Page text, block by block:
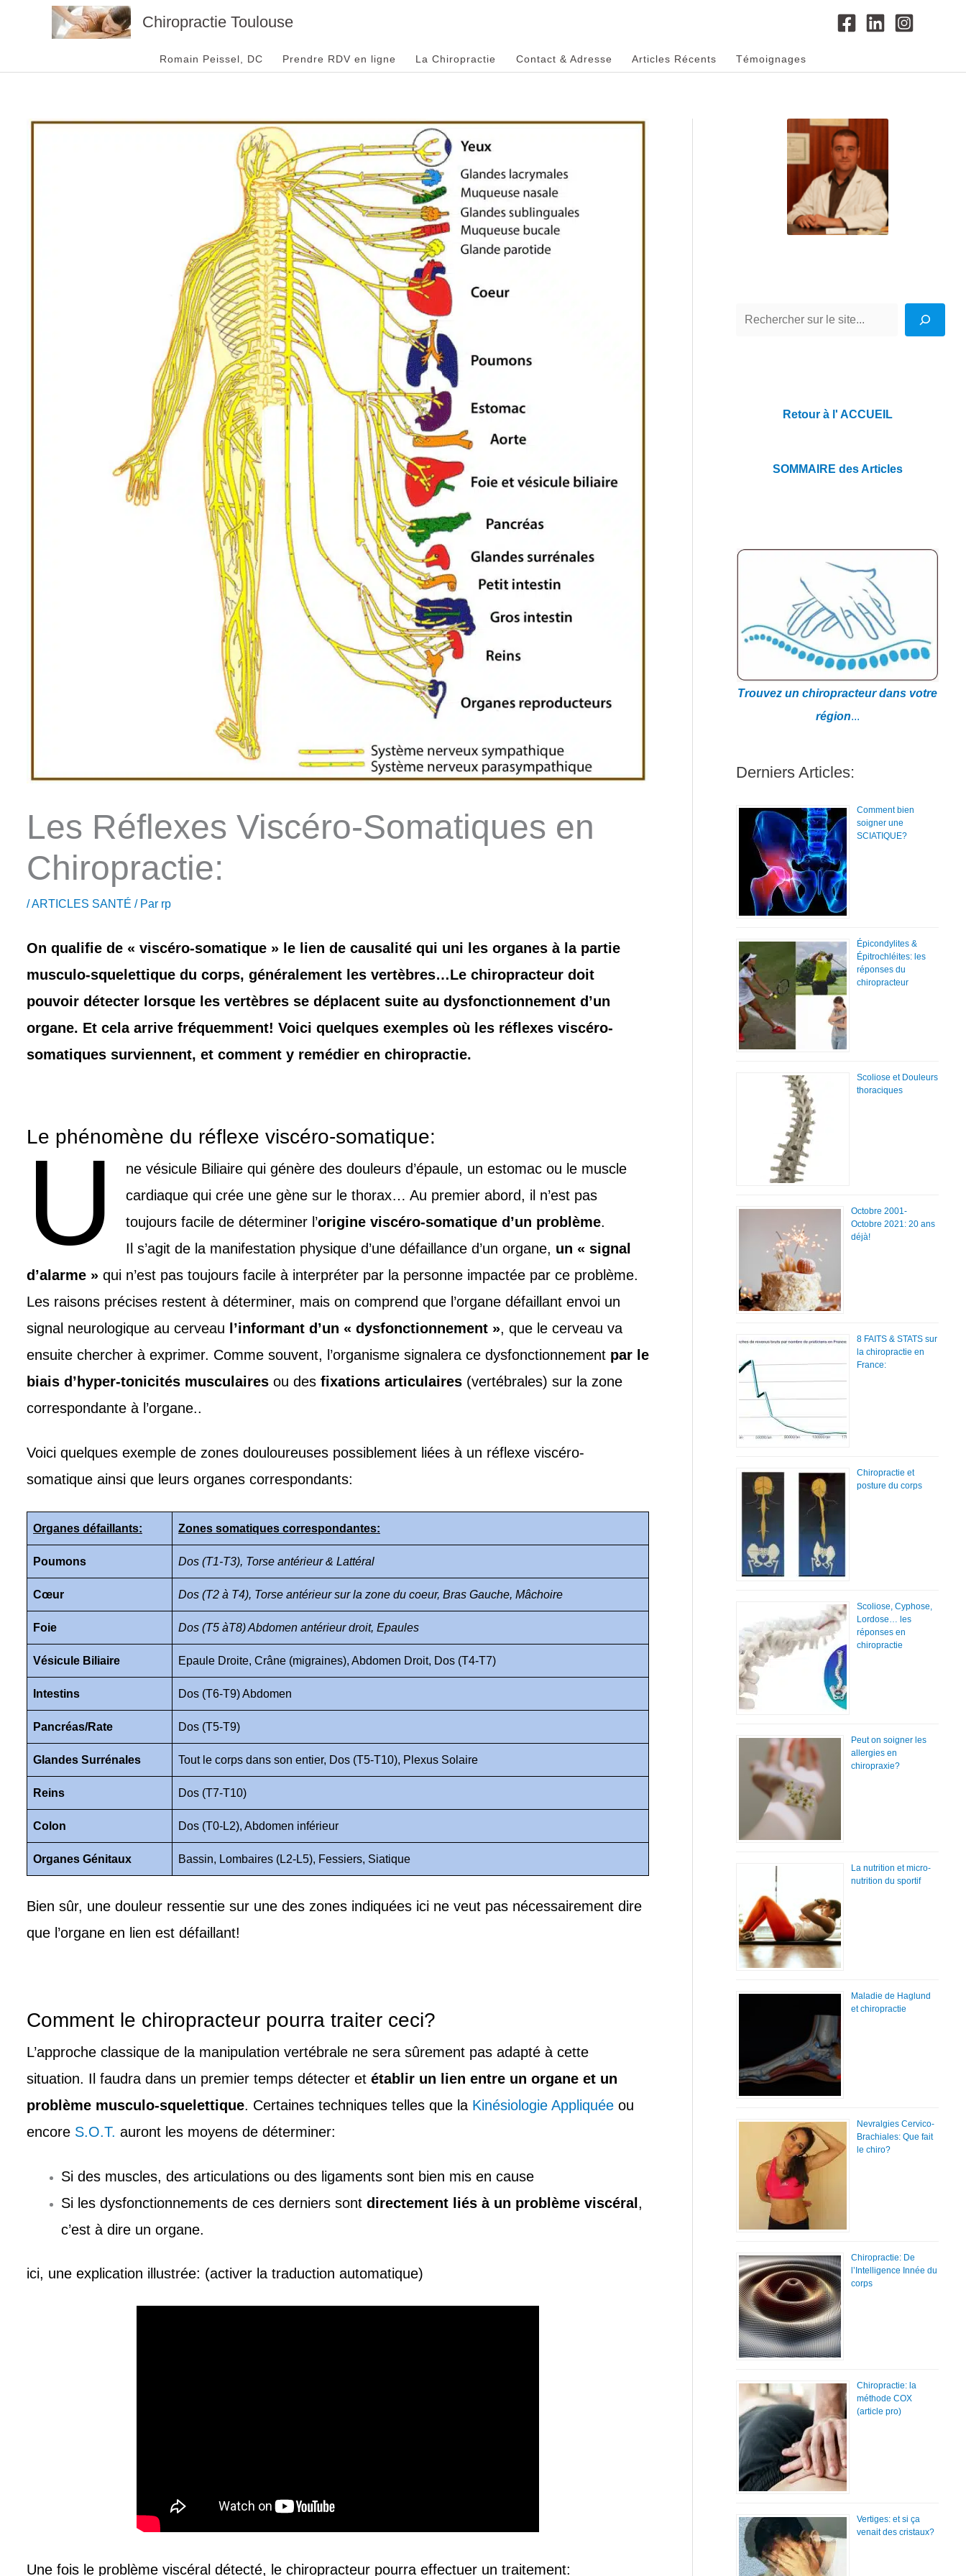
Chiropractie Toulouse
Romain Peissel, DC Prendre RDV en ligne La Chiropractie Contact & Adresse Articles Récents Témoignages
Les Réflexes Viscéro-Somatiques en
Chiropractie:
/ARTICLES SANTÉ / Par rp
On qualifie de « viscéro-somatique » le lien de causalité qui uni les organes à la partie
musculo-squelettique du corps, généralement les vertèbres…Le chiropracteur doit
pouvoir détecter lorsque les vertèbres se déplacent suite au dysfonctionnement d’un
organe. Et cela arrive fréquemment! Voici quelques exemples où les réflexes viscéro-
somatiques surviennent, et comment y remédier en chiropractie.
Le phénomène du réflexe viscéro-somatique:
U
ne vésicule Biliaire qui génère des douleurs d’épaule, un estomac ou le muscle
cardiaque qui crée une gène sur le thorax… Au premier abord, il n’est pas
toujours facile de déterminer l’origine viscéro-somatique d’un problème.
Il s’agit de la manifestation physique d’une défaillance d’un organe, un « signal
d’alarme » qui n’est pas toujours facile à interpréter par la personne impactée par ce problème.
Les raisons précises restent à déterminer, mais on comprend que l’organe défaillant envoi un
signal neurologique au cerveau
l’informant d’un « dysfonctionnement », que le cerveau va
ensuite chercher à exprimer. Comme souvent, l’organisme signalera ce dysfonctionnement par le
biais d’hyper-tonicités musculaires ou des fixations articulaires (vertébrales) sur la zone
correspondante à l’organe..
Voici quelques exemple de zones douloureuses possiblement liées à un réflexe viscéro-
somatique ainsi que leurs organes correspondants:
Organes défaillants: Zones somatiques correspondantes:
Poumons Dos (T1-T3), Torse antérieur & Lattéral
Cœur Dos (T2 à T4), Torse antérieur sur la zone du coeur, Bras Gauche, Mâchoire
Foie Dos (T5 àT8) Abdomen antérieur droit, Epaules
Vésicule Biliaire Epaule Droite, Crâne (migraines), Abdomen Droit, Dos (T4-T7)
Intestins Dos (T6-T9) Abdomen
Pancréas/Rate Dos (T5-T9)
Glandes Surrénales Tout le corps dans son entier, Dos (T5-T10), Plexus Solaire
Reins Dos (T7-T10)
Colon Dos (T0-L2), Abdomen inférieur
Organes Génitaux Bassin, Lombaires (L2-L5), Fessiers, Siatique
Bien sûr, une douleur ressentie sur une des zones indiquées ici ne veut pas nécessairement dire
que l’organe en lien est défaillant!
Comment le chiropracteur pourra traiter ceci?
L’approche classique de la manipulation vertébrale ne sera sûrement pas adapté à cette
situation. Il faudra dans un premier temps détecter et établir un lien entre un organe et un
problème musculo-squelettique. Certaines techniques telles que la Kinésiologie Appliquée ou
encore S.O.T. auront les moyens de déterminer:
Si des muscles, des articulations ou des ligaments sont bien mis en cause
Si les dysfonctionnements de ces derniers sont directement liés à un problème viscéral ,
c’est à dire un organe.
ici, une explication illustrée: (activer la traduction automatique)
Une fois le problème viscéral détecté, le chiropracteur pourra effectuer un traitement:
Retour à l' ACCUEIL
SOMMAIRE des Articles
Trouvez un chiropracteur dans votre
région...
Derniers Articles:
Comment bien
soigner une
SCIATIQUE?
Épicondylites &
Épitrochléites: les
réponses du
chiropracteur
Scoliose et Douleurs
thoraciques
Octobre 2001-
Octobre 2021: 20 ans
déjà!
8 FAITS & STATS sur
la chiropractie en
France:
Chiropractie et
posture du corps
Scoliose, Cyphose,
Lordose… les
réponses en
chiropractie
Peut on soigner les
allergies en
chiropraxie?
La nutrition et micro-
nutrition du sportif
Maladie de Haglund
et chiropractie
Nevralgies Cervico-
Brachiales: Que fait
le chiro?
Chiropractie: De
l’Intelligence Innée du
corps
Chiropractie: la
méthode COX
(article pro)
Vertiges: et si ça
venait des cristaux?